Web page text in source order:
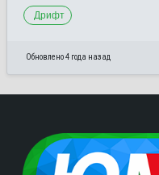
Дрифт
Обновлено 4 года назад